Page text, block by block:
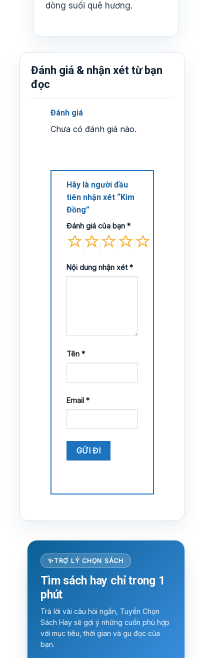
dòng suối quê hương.
Đánh giá & nhận xét từ bạn
đọc
Đánh giá
Chưa có đánh giá nào.
Hãy là người đầu
tiên nhận xét “Kim
Đồng”
Đánh giá của bạn *
Nội dung nhận xét*
Tên *
Email *
TRỢ LÝ CHỌN SÁCH
Tìm sách hay chỉ trong 1
phút
Trả lời vài câu hỏi ngắn, Tuyển Chọn
Sách Hay sẽ gợi ý những cuốn phù hợp
với mục tiêu, thời gian và gu đọc của
bạn.